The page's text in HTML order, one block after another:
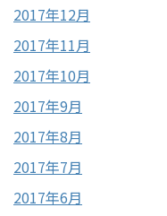
2017年12月
2017年11月
2017年10月
2017年9月
2017年8月
2017年7月
2017年6月